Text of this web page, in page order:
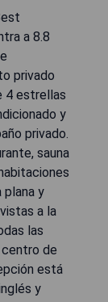
a 8.8
privado
4 estrellas
y
privado.
sauna
y
a la
las
de
está
y